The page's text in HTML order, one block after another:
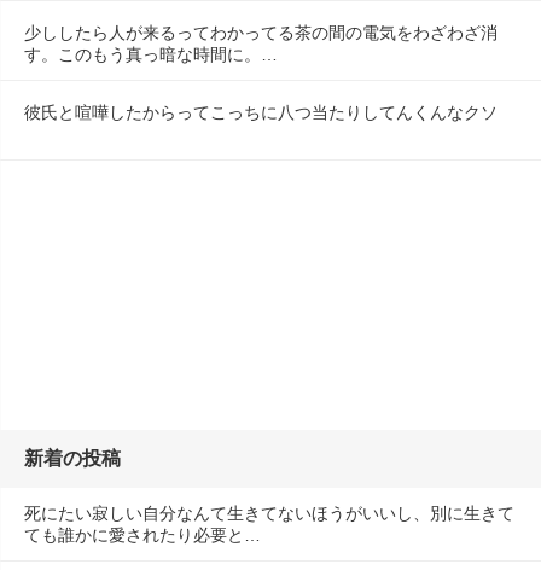
少ししたら人が来るってわかってる茶の間の電気をわざわざ消
す。このもう真っ暗な時間に。…
彼氏と喧嘩したからってこっちに八つ当たりしてんくんなクソ
新着の投稿
死にたい寂しい自分なんて生きてないほうがいいし、別に生きて
ても誰かに愛されたり必要と…